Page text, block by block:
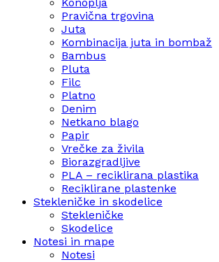
Pravična trgovina
Juta
Kombinacija juta in bombaž
Bambus
Pluta
Filc
Platno
Denim
Netkano blago
Papir
Vrečke za živila
Biorazgradljive
PLA – reciklirana plastika
Reciklirane plastenke
Stekleničke in skodelice
Stekleničke
Skodelice
Notesi in mape
Notesi